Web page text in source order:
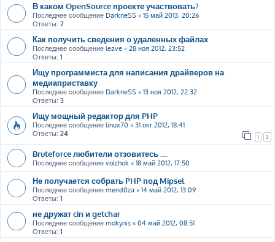
В каком OpenSource проекте участвовать?
Последнее сообщение DarkneSS « 15 май 2013, 20:26
Ответы: 7
Как получить сведения о удаленных файлах
Последнее сообщение leave « 28 ноя 2012, 23:52
Ответы: 1
Ищу программиста для написания драйверов на
медиаприставку
Последнее сообщение DarkneSS « 13 ноя 2012, 22:32
Ответы: 3
Ищу мощный редактор для PHP
Последнее сообщение linux70 « 31 окт 2012, 18:41
Ответы: 24 1 2
Bruteforce любители отзовитесь ....
Последнее сообщение volchok « 18 май 2012, 17:50
Не получается собрать PHP под Mipsel
Последнее сообщение mend0za « 14 май 2012, 13:09
Ответы: 1
не дружат cin и getchar
Последнее сообщение mokynis « 04 май 2012, 08:51
Ответы: 1